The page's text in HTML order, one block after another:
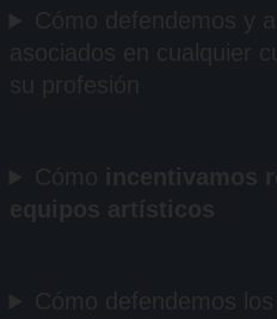
Cómo defendemos y
asociados en cualquier
su profesión
Cómo
incentivamos
equipos artísticos
Cómo defendemos